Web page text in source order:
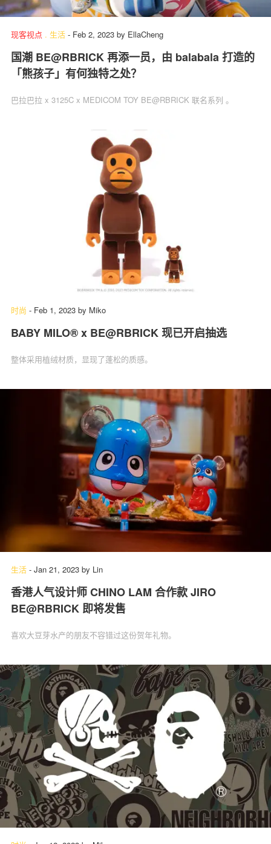
现客视点 . 生活 - Feb 2, 2023 by EllaCheng
国潮 BE@RBRICK 再添一员，由 balabala 打造的
「熊孩子」有何独特之处？
巴拉巴拉 x 3125C x MEDICOM TOY BE@RBRICK 联名系列 。
时尚 - Feb 1, 2023 by Miko
BABY MILO︎® x BE@RBRICK 现已开启抽选
整体采用植绒材质，显现了蓬松的质感。
生活 - Jan 21, 2023 by Lin
香港人气设计师 CHINO LAM 合作款 JIRO
BE@RBRICK 即将发售
喜欢大豆芽水产的朋友不容错过这份贺年礼物。